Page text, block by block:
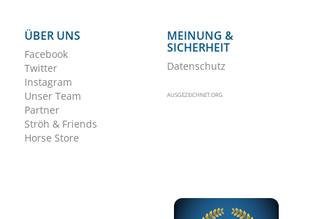
ÜBER UNS
Facebook
Twitter
Instagram
Unser Team
Partner
Ströh & Friends
Horse Store
MEINUNG &
SICHERHEIT
Datenschutz
AUSGEZEICHNET.ORG